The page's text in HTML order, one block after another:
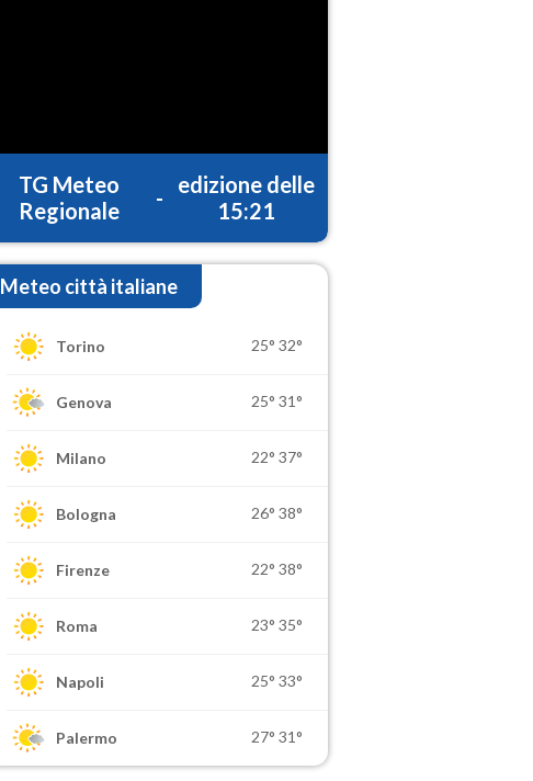
TG Meteo
Regionale
-
edizione delle
15:21
Meteo città italiane
Torino 25° 32°
Genova 25° 31°
Milano 22° 37°
Bologna 26° 38°
Firenze 22° 38°
Roma 23° 35°
Napoli 25° 33°
Palermo 27° 31°